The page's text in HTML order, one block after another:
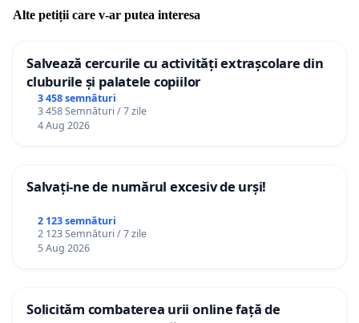
Alte petiții care v-ar putea interesa
Salvează cercurile cu activități extrașcolare din
cluburile și palatele copiilor
3 458 semnături
3 458 Semnături / 7 zile
4 Aug 2026
Salvați-ne de numărul excesiv de urși!
2 123 semnături
2 123 Semnături / 7 zile
5 Aug 2026
Solicităm combaterea urii online față de